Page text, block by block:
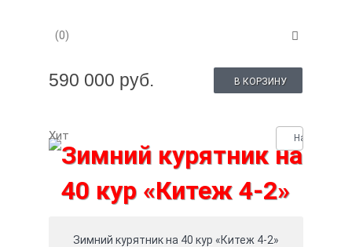
(0)
590 000 руб. В КОРЗИНУ
Хит Нашли
Зимний курятник на 40 кур «Китеж 4-2»